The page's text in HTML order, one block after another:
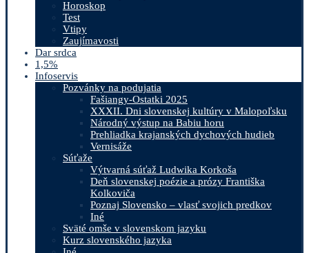
Horoskop
Test
Vtipy
Zaujímavosti
Dar srdca
1,5%
Infoservis
Pozvánky na podujatia
Fašiangy-Ostatki 2025
XXXII. Dni slovenskej kultúry v Malopoľsku
Národný výstup na Babiu horu
Prehliadka krajanských dychových hudieb
Vernisáže
Súťaže
Výtvarná súťaž Ludwika Korkoša
Deň slovenskej poézie a prózy Františka
Kolkoviča
Poznaj Slovensko – vlasť svojich predkov
Iné
Sväté omše v slovenskom jazyku
Kurz slovenského jazyka